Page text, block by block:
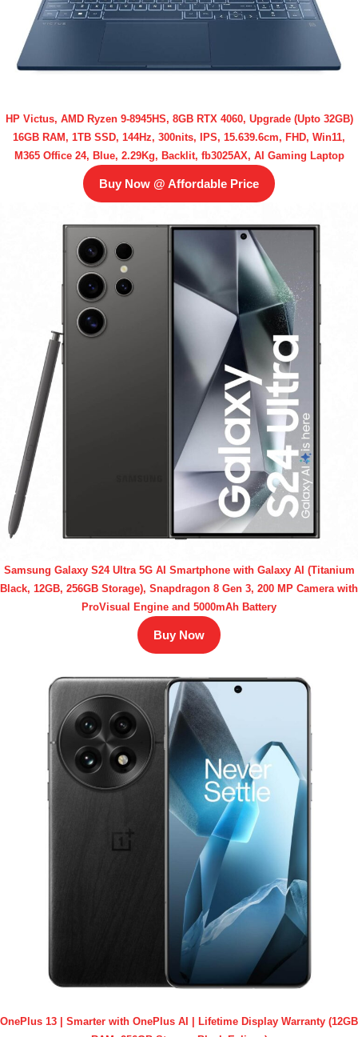
HP Victus, AMD Ryzen 9-8945HS, 8GB RTX 4060, Upgrade (Upto 32GB)
16GB RAM, 1TB SSD, 144Hz, 300nits, IPS, 15.639.6cm, FHD, Win11,
M365 Office 24, Blue, 2.29Kg, Backlit, fb3025AX, AI Gaming Laptop
Buy Now @ Affordable Price
Samsung Galaxy S24 Ultra 5G AI Smartphone with Galaxy AI (Titanium
Black, 12GB, 256GB Storage), Snapdragon 8 Gen 3, 200 MP Camera with
ProVisual Engine and 5000mAh Battery
Buy Now
OnePlus 13 | Smarter with OnePlus AI | Lifetime Display Warranty (12GB